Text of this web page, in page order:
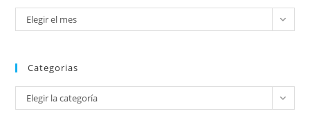
Elegir el mes
Categorias
Elegir la categoría